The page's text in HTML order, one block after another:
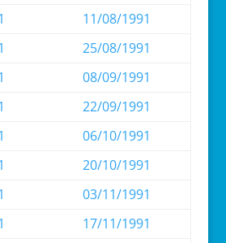
11/08/1991
25/08/1991
08/09/1991
22/09/1991
06/10/1991
20/10/1991
03/11/1991
17/11/1991